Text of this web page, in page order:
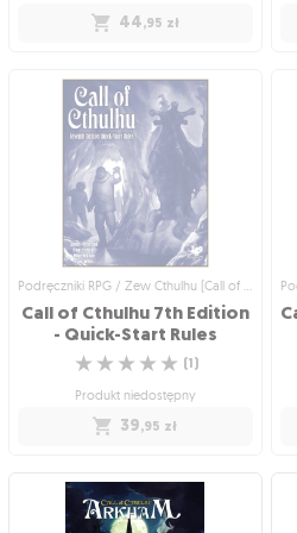
44,95 zł
Cthulhu)
Call of Cthulhu 7th
Edition - Does Love
Forgive?
Dwa specjalne scenariusze do Call of
Cthulhu
☆
☆
☆
☆
☆ 2
Produkt niedostępny
44,95 zł
Podręczniki RPG / Zew Cthulhu (Call of Cthulhu)
Call of Cthulhu 7th Edition
- Quick-Start Rules
☆
☆
☆
☆
☆ (1)
Produkt niedostępny
39,95 zł
Podręczniki RPG / Zew Cthulhu (Call of
Cthulhu)
Call of Cthulhu 7th